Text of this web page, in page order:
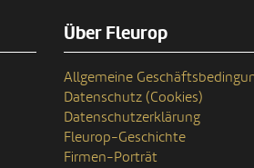
Über Fleurop
Allgemeine
Datenschutz (Cookies)
Datenschutzerklärung
Fleurop-Geschichte
Firmen-Porträt